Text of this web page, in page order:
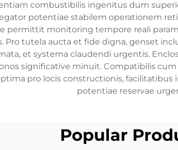
combustibilis ingenitus dum
potentiae stabilem operationem
permittit monitoring tempore reali
Pro tutela aucta et fide digna, genset
et systema claudendi urgentis.
significative minuit. Compatibilis
pro locis constructionis,
potentiae reservae
Popular